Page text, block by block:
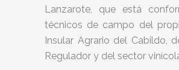
Lanzarote, que está
técnicos de campo del
Insular Agrario del Cabildo,
Regulador y del sector